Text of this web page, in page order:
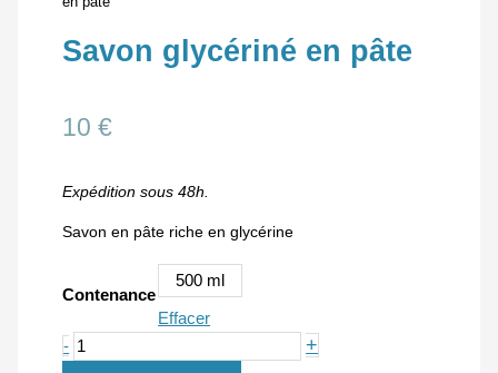
Savon glycériné en pâte
10€
Expédition sous 48h.
Savon en pâte riche en glycérine
Contenance
500 ml
Effacer
- quantité
de
+